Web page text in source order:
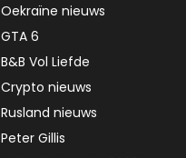
Oekraïne nieuws
GTA 6
B&B Vol Liefde
Crypto nieuws
Rusland nieuws
Peter Gillis